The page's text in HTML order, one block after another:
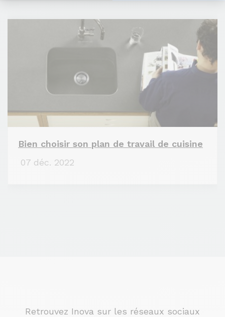
Bien choisir son plan de travail de cuisine
07 déc. 2022
Retrouvez Inova sur les réseaux sociaux